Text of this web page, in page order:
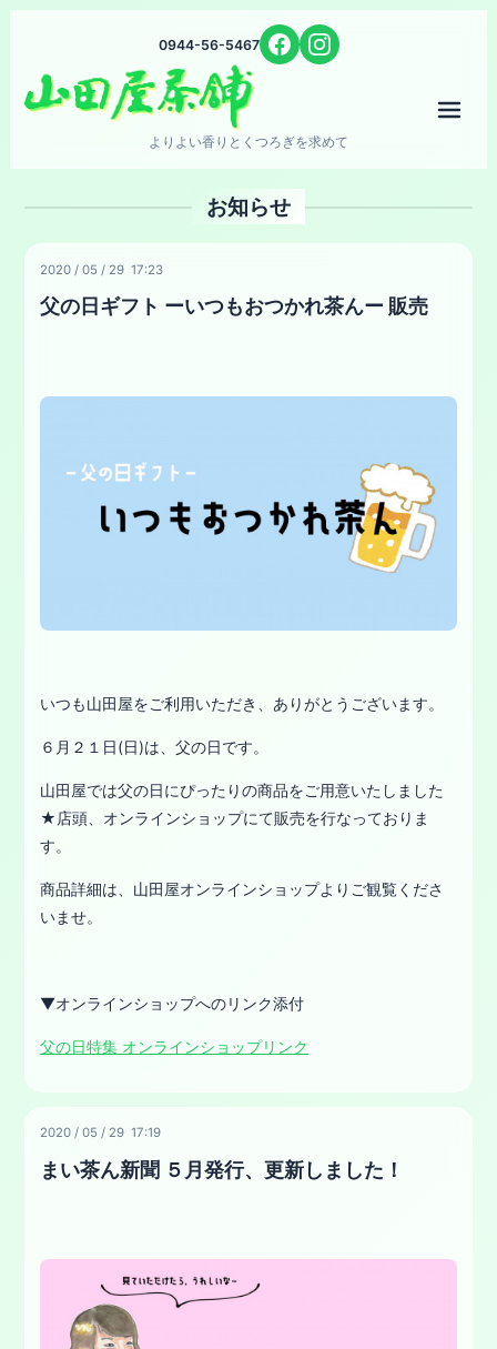
0944-56-5467
よりよい香りとくつろぎを求めて
お知らせ
2020 /05 / 29 17:23
父の日ギフト ーいつもおつかれ茶んー 販売
いつも山田屋をご利用いただき、ありがとうございます。
６月２１日(日)は、父の日です。
山田屋では父の日にぴったりの商品をご用意いたしました
★店頭、オンラインショップにて販売を行なっておりま
す。
商品詳細は、山田屋オンラインショップよりご観覧くださ
いませ。
▼オンラインショップへのリンク添付
父の日特集 オンラインショップリンク
2020 /05 / 29 17:19
まい茶ん新聞 ５月発行、更新しました！